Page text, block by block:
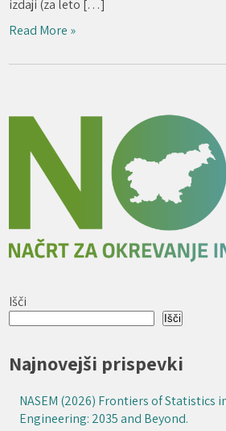
izdaji (za leto […]
Read More »
Išči
Išči
Najnovejši prispevki
NASEM (2026) Frontiers of Statistics
Engineering: 2035 and Beyond.